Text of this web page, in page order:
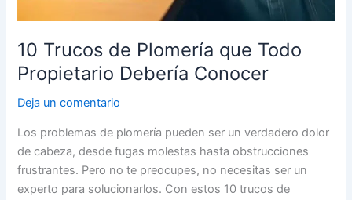
10 Trucos de Plomería que Todo
Propietario Debería Conocer
Deja un comentario
Los problemas de plomería pueden ser un verdadero dolor
de cabeza, desde fugas molestas hasta obstrucciones
frustrantes. Pero no te preocupes, no necesitas ser un
experto para solucionarlos. Con estos 10 trucos de